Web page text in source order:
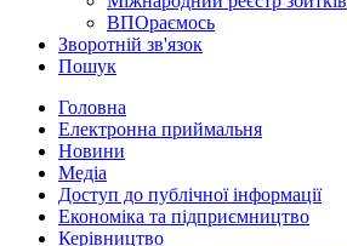
ВПОраємось
Зворотній зв'язок
Пошук
Головна
Електронна приймальня
Новини
Медіа
Доступ до публічної інформації
Економіка та підприємництво
Керівництво